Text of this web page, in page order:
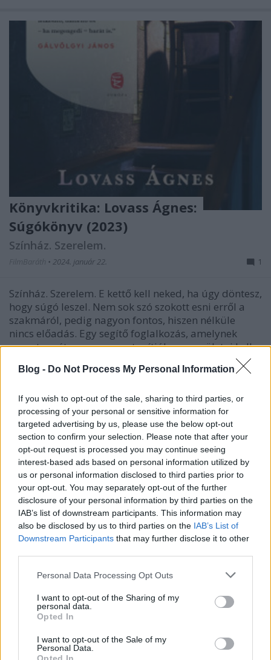
Blog - Do Not Process My Personal Information
If you wish to opt-out of the sale, sharing to third parties, or
processing of your personal or sensitive information for
targeted advertising by us, please use the below opt-out
section to confirm your selection. Please note that after your
opt-out request is processed you may continue seeing
interest-based ads based on personal information utilized by
us or personal information disclosed to third parties prior to
your opt-out. You may separately opt-out of the further
disclosure of your personal information by third parties on the
IAB’s list of downstream participants. This information may
also be disclosed by us to third parties on the IAB’s List of
Downstream Participants that may further disclose it to other
Please note that this website/app uses one or more Google
not limited to your visit or usage behaviour. You may click to
grant or deny consent to Google and its third-party tags to
use your data for below specified purposes in below Google
consent section.
Personal Data Processing Opt Outs
I want to opt-out of the Sharing of my
personal data.
Opted In
I want to opt-out of the Sale of my
Personal Data.
Könyvkritika: Lovass Ágnes:
Súgókönyv (2023)
Színház. Szerelem.
• 2024. január 22. 1
Színház. Szerelem. E kettő kell neked, ha úgy döntesz,
hogy súgó leszel. Nem sok szó szokott esni erről a
szakmáról, pedig nagyon fontos, hiszen nélküle
nincs előadás. Egy segítő foglalkozás, amelynek
rengeteg rétege van, nem tanítják, erre születni kell,
Könyvkritika: Bősze Ádám: Nagy
zenészek, nagy szerelmek (2023)
Zenei love storyk